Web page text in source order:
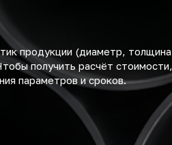
продукции (диаметр, толщина
получить расчёт стоимости,
параметров и сроков.